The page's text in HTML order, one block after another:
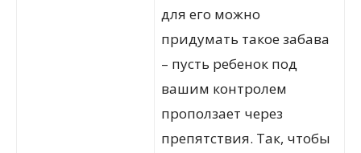
для его можно
придумать такое забава
– пусть ребенок под
вашим контролем
проползает через
препятствия. Так, чтобы